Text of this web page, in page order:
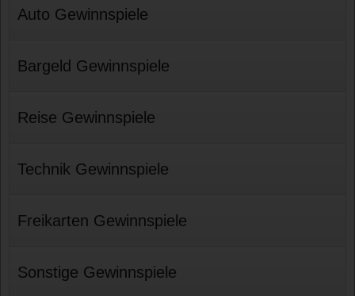
Auto Gewinnspiele
Bargeld Gewinnspiele
Reise Gewinnspiele
Technik Gewinnspiele
Freikarten Gewinnspiele
Sonstige Gewinnspiele